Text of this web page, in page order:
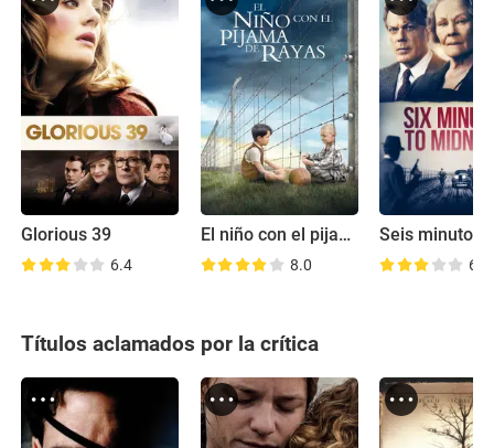
Glorious 39
6.4
El niño con el pijama de rayas
8.0 6.0
Títulos aclamados por la crítica